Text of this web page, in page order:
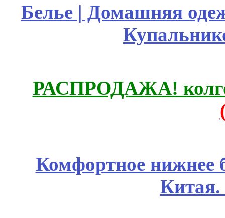
Белье | Домашняя
РАСПРОДАЖА!
Комфортное нижнее